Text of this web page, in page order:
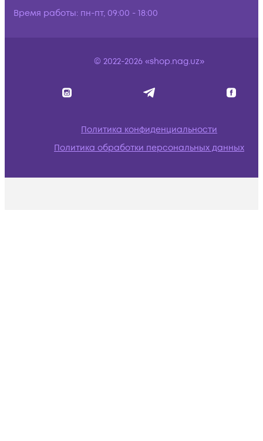
Время работы: пн-пт, 09:00 - 18:00
© 2022-2026 «shop.nag.uz»
Политика конфиденциальности
Политика обработки персональных данных